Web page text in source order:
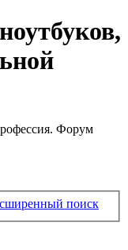
Форум
поиск